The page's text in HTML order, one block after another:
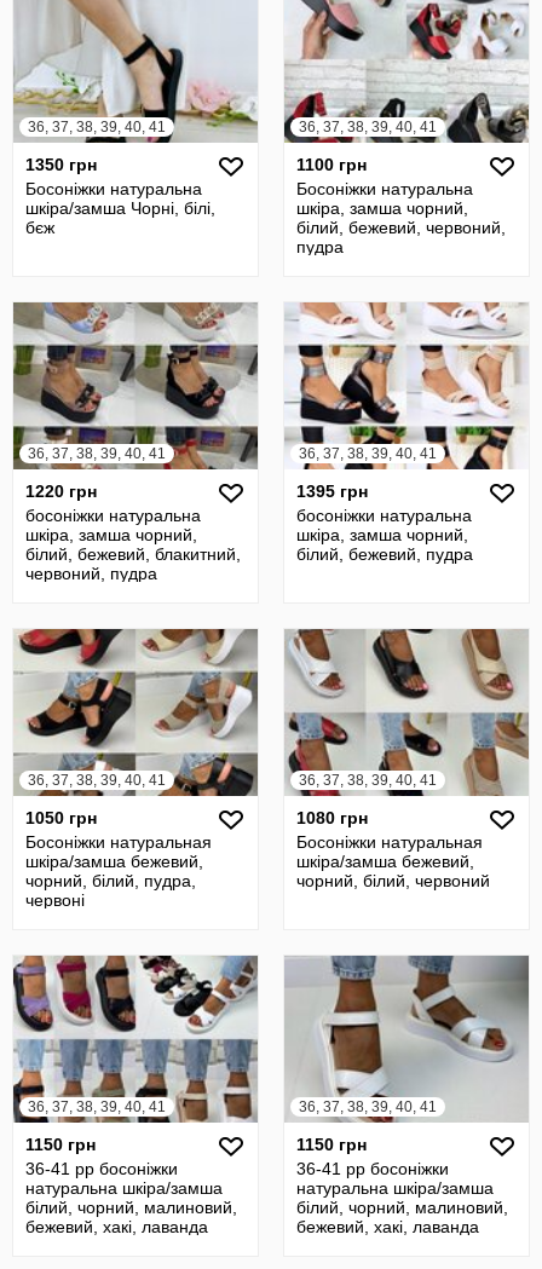
36, 37, 38, 39, 40, 41
1350 грн
Босоніжки натуральна
шкіра/замша Чорні, білі,
бєж
36, 37, 38, 39, 40, 41
1100 грн
Босоніжки натуральна
шкіра, замша чорний,
білий, бежевий, червоний,
пудра
36, 37, 38, 39, 40, 41
1220 грн
босоніжки натуральна
шкіра, замша чорний,
білий, бежевий, блакитний,
червоний, пудра
36, 37, 38, 39, 40, 41
1395 грн
босоніжки натуральна
шкіра, замша чорний,
білий, бежевий, пудра
36, 37, 38, 39, 40, 41
1050 грн
Босоніжки натуральная
шкіра/замша бежевий,
чорний, білий, пудра,
червоні
36, 37, 38, 39, 40, 41
1080 грн
Босоніжки натуральная
шкіра/замша бежевий,
чорний, білий, червоний
36, 37, 38, 39, 40, 41
1150 грн
36-41 рр босоніжки
натуральна шкіра/замша
білий, чорний, малиновий,
бежевий, хакі, лаванда
36, 37, 38, 39, 40, 41
1150 грн
36-41 рр босоніжки
натуральна шкіра/замша
білий, чорний, малиновий,
бежевий, хакі, лаванда